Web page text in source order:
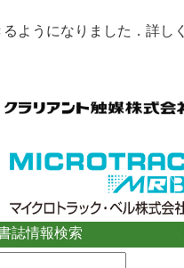
ようになりました．詳しく
誌情報検索